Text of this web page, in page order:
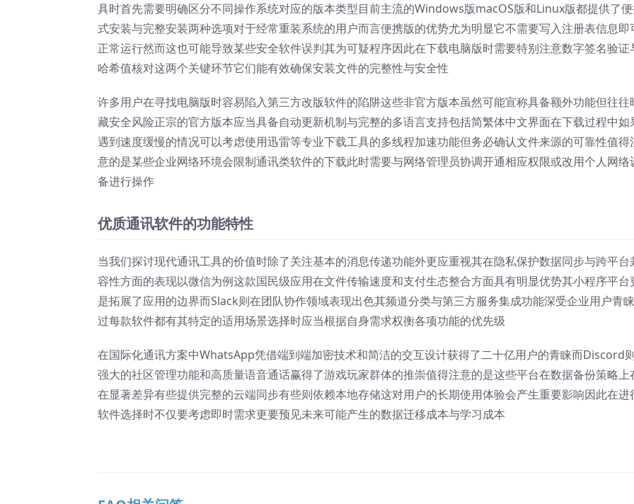
具时首先需要明确区分不同操作系统对应的版本类型目前主流的Windows版macOS版和Linux版都提供了
式安装与完整安装两种选项对于经常重装系统的用户而言便携版的优势尤为明显它不需要写入注册表信息即
正常运行然而这也可能导致某些安全软件误判其为可疑程序因此在下载电脑版时需要特别注意数字签名验证
哈希值核对这两个关键环节它们能有效确保安装文件的完整性与安全性
许多用户在寻找电脑版时容易陷入第三方改版软件的陷阱这些非官方版本虽然可能宣称具备额外功能但往往
藏安全风险正宗的官方版本应当具备自动更新机制与完整的多语言支持包括简繁体中文界面在下载过程中如
遇到速度缓慢的情况可以考虑使用迅雷等专业下载工具的多线程加速功能但务必确认文件来源的可靠性值得
意的是某些企业网络环境会限制通讯类软件的下载此时需要与网络管理员协调开通相应权限或改用个人网络
备进行操作
优质通讯软件的功能特性
当我们探讨现代通讯工具的价值时除了关注基本的消息传递功能外更应重视其在隐私保护数据同步与跨平台
容性方面的表现以微信为例这款国民级应用在文件传输速度和支付生态整合方面具有明显优势其小程序平台
是拓展了应用的边界而Slack则在团队协作领域表现出色其频道分类与第三方服务集成功能深受企业用户青
过每款软件都有其特定的适用场景选择时应当根据自身需求权衡各项功能的优先级
在国际化通讯方案中WhatsApp凭借端到端加密技术和简洁的交互设计获得了二十亿用户的青睐而Discord
强大的社区管理功能和高质量语音通话赢得了游戏玩家群体的推崇值得注意的是这些平台在数据备份策略上
在显著差异有些提供完整的云端同步有些则依赖本地存储这对用户的长期使用体验会产生重要影响因此在进
软件选择时不仅要考虑即时需求更要预见未来可能产生的数据迁移成本与学习成本